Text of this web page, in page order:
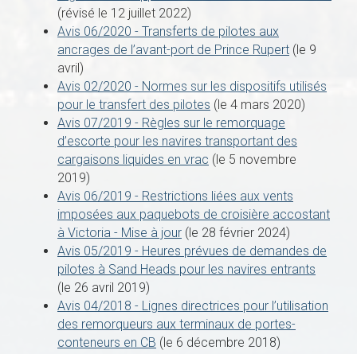
(révisé le 12 juillet 2022)
Avis 06/2020 - Transferts de pilotes aux
ancrages de l’avant-port de Prince Rupert (le 9
avril)
Avis 02/2020 - Normes sur les dispositifs utilisés
pour le transfert des pilotes (le 4 mars 2020)
Avis 07/2019 - Règles sur le remorquage
d’escorte pour les navires transportant des
cargaisons liquides en vrac (le 5 novembre
2019)
Avis 06/2019 - Restrictions liées aux vents
imposées aux paquebots de croisière accostant
à Victoria - Mise à jour (le 28 février 2024)
Avis 05/2019 - Heures prévues de demandes de
pilotes à Sand Heads pour les navires entrants
(le 26 avril 2019)
Avis 04/2018 - Lignes directrices pour l’utilisation
des remorqueurs aux terminaux de portes-
conteneurs en CB (le 6 décembre 2018)